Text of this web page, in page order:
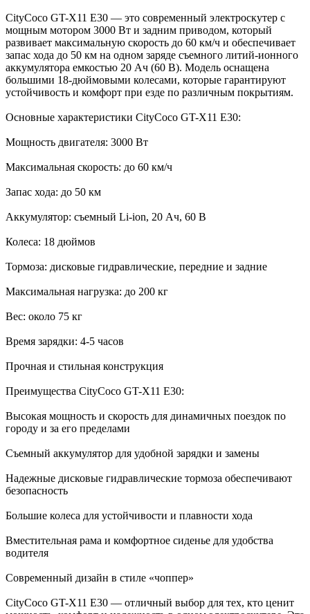
CityCoco GT-X11 E30 — это современный электроскутер с
мощным мотором 3000 Вт и задним приводом, который
развивает максимальную скорость до 60 км/ч и обеспечивает
запас хода до 50 км на одном заряде съемного литий-ионного
аккумулятора емкостью 20 Ач (60 В). Модель оснащена
большими 18-дюймовыми колесами, которые гарантируют
устойчивость и комфорт при езде по различным покрытиям.
Основные характеристики CityCoco GT-X11 E30:
Мощность двигателя: 3000 Вт
Максимальная скорость: до 60 км/ч
Запас хода: до 50 км
Аккумулятор: съемный Li-ion, 20 Ач, 60 В
Колеса: 18 дюймов
Тормоза: дисковые гидравлические, передние и задние
Максимальная нагрузка: до 200 кг
Вес: около 75 кг
Время зарядки: 4-5 часов
Прочная и стильная конструкция
Преимущества CityCoco GT-X11 E30:
Высокая мощность и скорость для динамичных поездок по
городу и за его пределами
Съемный аккумулятор для удобной зарядки и замены
Надежные дисковые гидравлические тормоза обеспечивают
безопасность
Большие колеса для устойчивости и плавности хода
Вместительная рама и комфортное сиденье для удобства
водителя
Современный дизайн в стиле «чоппер»
CityCoco GT-X11 E30 — отличный выбор для тех, кто ценит